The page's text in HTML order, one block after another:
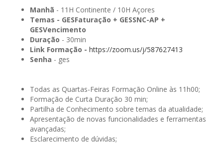
GESDocumental
GESElevador
GESFeira
GESInventário
GESLicenciamento
Manhã - 11H Continente / 10H Açores
Temas - GESFaturação + GESSNC-AP +
GESVencimento
Duração - 30min
Link Formação - https://zoom.us/j/587627413
Senha - ges
Todas as Quartas-Feiras Formação Online às 11h00;
Formação de Curta Duração 30 min;
Partilha de Conhecimento sobre temas da atualidade;
Apresentação de novas funcionalidades e ferramentas
avançadas;
Esclarecimento de dúvidas;